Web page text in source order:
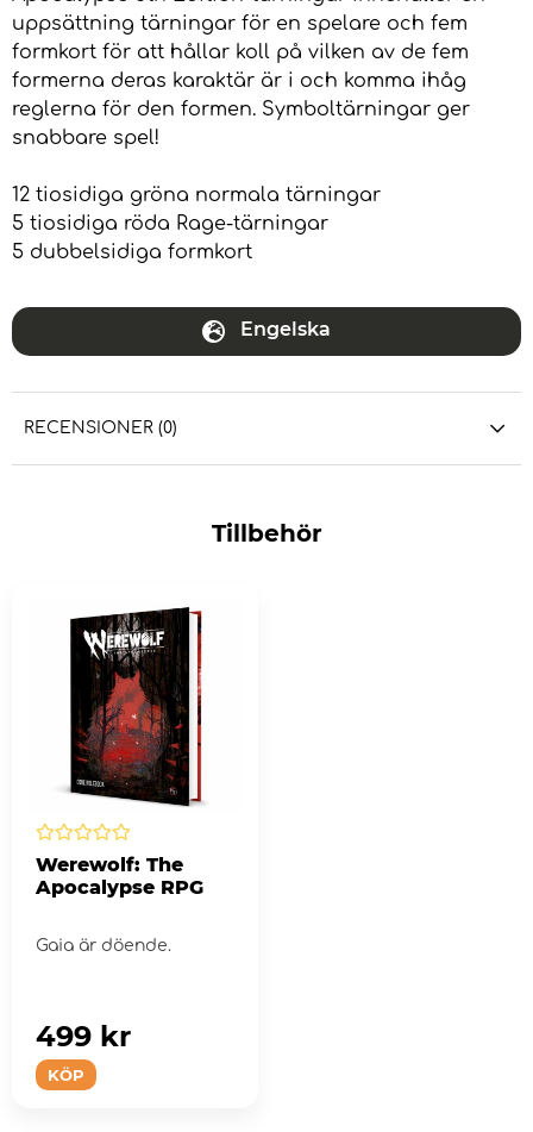
uppsättning tärningar för en spelare och fem
formkort för att hållar koll på vilken av de fem
formerna deras karaktär är i och komma ihåg
reglerna för den formen. Symboltärningar ger
snabbare spel!
12 tiosidiga gröna normala tärningar
5 tiosidiga röda Rage-tärningar
5 dubbelsidiga formkort
Engelska
RECENSIONER (0)
Tillbehör
Werewolf: The
Apocalypse RPG
Gaia är döende.
KÖP
499 kr